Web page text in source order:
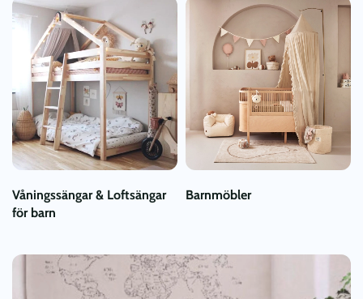
Våningssängar & Loftsängar
för barn
Barnmöbler